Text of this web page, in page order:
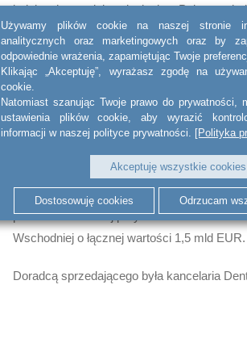
kolejnych przedsięwzięciach w Polsce –
act BSWW legal & tax.
Marynarska Point 1 to budynek biurowy
powierzchni biurowej na 11 kondygnacjach.
Adventum Group to grupa butikowych firm
inwestycyjnymi, skoncentrowana na
nieruchomości. Zespół funduszu to
z kwalifikacjami CFA, NRW oraz MRICS i
ponad 70 lat. Do tej pory fundusz
Wschodniej o łącznej wartości 1,5 mld EUR.
Doradcą sprzedającego była kancelaria
Używamy plików cookie na naszej stronie
analitycznych oraz marketingowych oraz by
odpowiednie wrażenia, zapamiętując Twoje
Klikając „Akceptuję”, wyrażasz zgodę na
cookie.
Natomiast szanując Twoje prawo do prywatności,
ustawienia plików cookie, aby wyrazić
informacji w naszej polityce prywatności. [Polityka
Akceptuję wszystkie cookies
Dostosowuję cookies Odrzucam